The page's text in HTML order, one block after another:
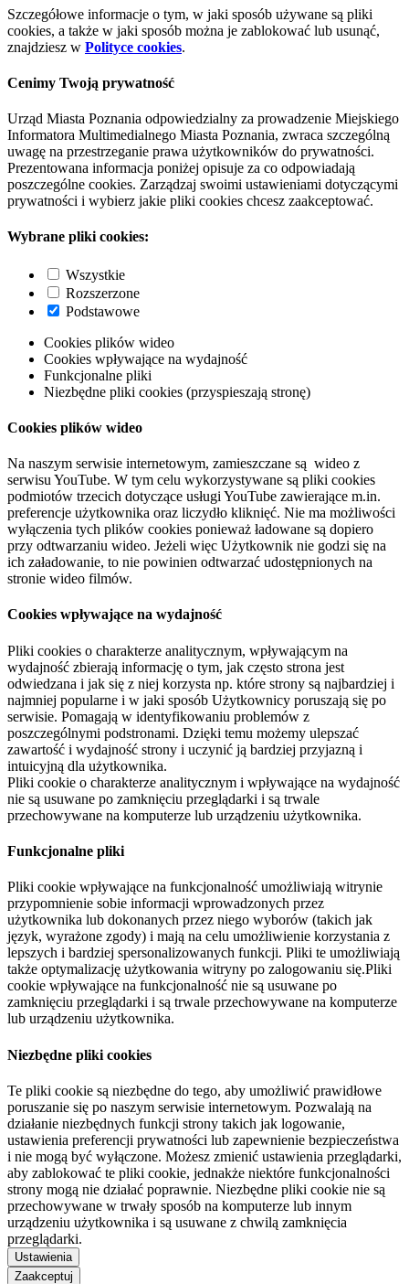
Szczegółowe informacje o tym, w jaki sposób używane są pliki
cookies, a także w jaki sposób można je zablokować lub usunąć,
znajdziesz w Polityce cookies.
Cenimy Twoją prywatność
Urząd Miasta Poznania odpowiedzialny za prowadzenie Miejskiego
Informatora Multimedialnego Miasta Poznania, zwraca szczególną
uwagę na przestrzeganie prawa użytkowników do prywatności.
Prezentowana informacja poniżej opisuje za co odpowiadają
poszczególne cookies. Zarządzaj swoimi ustawieniami dotyczącymi
prywatności i wybierz jakie pliki cookies chcesz zaakceptować.
Wybrane pliki cookies:
Wszystkie
Rozszerzone
Podstawowe
Cookies plików wideo
Cookies wpływające na wydajność
Funkcjonalne pliki
Niezbędne pliki cookies (przyspieszają stronę)
Cookies plików wideo
Na naszym serwisie internetowym, zamieszczane są wideo z
serwisu YouTube. W tym celu wykorzystywane są pliki cookies
podmiotów trzecich dotyczące usługi YouTube zawierające m.in.
preferencje użytkownika oraz liczydło kliknięć. Nie ma możliwości
wyłączenia tych plików cookies ponieważ ładowane są dopiero
przy odtwarzaniu wideo. Jeżeli więc Użytkownik nie godzi się na
ich załadowanie, to nie powinien odtwarzać udostępnionych na
stronie wideo filmów.
Cookies wpływające na wydajność
Pliki cookies o charakterze analitycznym, wpływającym na
wydajność zbierają informację o tym, jak często strona jest
odwiedzana i jak się z niej korzysta np. które strony są najbardziej i
najmniej popularne i w jaki sposób Użytkownicy poruszają się po
serwisie. Pomagają w identyfikowaniu problemów z
poszczególnymi podstronami. Dzięki temu możemy ulepszać
zawartość i wydajność strony i uczynić ją bardziej przyjazną i
intuicyjną dla użytkownika.
Pliki cookie o charakterze analitycznym i wpływające na wydajność
nie są usuwane po zamknięciu przeglądarki i są trwale
przechowywane na komputerze lub urządzeniu użytkownika.
Funkcjonalne pliki
Pliki cookie wpływające na funkcjonalność umożliwiają witrynie
przypomnienie sobie informacji wprowadzonych przez
użytkownika lub dokonanych przez niego wyborów (takich jak
język, wyrażone zgody) i mają na celu umożliwienie korzystania z
lepszych i bardziej spersonalizowanych funkcji. Pliki te umożliwiają
także optymalizację użytkowania witryny po zalogowaniu się.Pliki
cookie wpływające na funkcjonalność nie są usuwane po
zamknięciu przeglądarki i są trwale przechowywane na komputerze
lub urządzeniu użytkownika.
Niezbędne pliki cookies
Te pliki cookie są niezbędne do tego, aby umożliwić prawidłowe
poruszanie się po naszym serwisie internetowym. Pozwalają na
działanie niezbędnych funkcji strony takich jak logowanie,
ustawienia preferencji prywatności lub zapewnienie bezpieczeństwa
i nie mogą być wyłączone. Możesz zmienić ustawienia przeglądarki,
aby zablokować te pliki cookie, jednakże niektóre funkcjonalności
strony mogą nie działać poprawnie. Niezbędne pliki cookie nie są
przechowywane w trwały sposób na komputerze lub innym
urządzeniu użytkownika i są usuwane z chwilą zamknięcia
przeglądarki.
Ustawienia
Zaakceptuj